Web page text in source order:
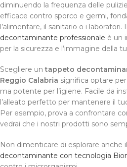
diminuendo la frequenza delle
efficace contro sporco e germi,
l’alimentare, il sanitario o i laboratori.
decontaminante professionale è un
per la sicurezza e l’immagine della
Scegliere untappeto
Reggio Calabria significa optare
ma potente per l’igiene. Facile da
l’alleato perfetto per mantenere il
Per esempio, prova a confrontare
vedrai che i nostri prodotti sono
Non dimenticare di esplorare anche
decontaminante con tecnologia